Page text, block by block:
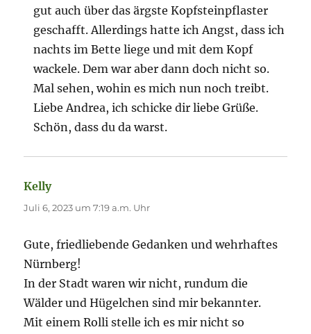
gut auch über das ärgste Kopfsteinpflaster
geschafft. Allerdings hatte ich Angst, dass ich
nachts im Bette liege und mit dem Kopf
wackele. Dem war aber dann doch nicht so.
Mal sehen, wohin es mich nun noch treibt.
Liebe Andrea, ich schicke dir liebe Grüße.
Schön, dass du da warst.
Kellysagt:
Juli 6, 2023 um 7:19 a.m. Uhr
Gute, friedliebende Gedanken und wehrhaftes
Nürnberg!
In der Stadt waren wir nicht, rundum die
Wälder und Hügelchen sind mir bekannter.
Mit einem Rolli stelle ich es mir nicht so